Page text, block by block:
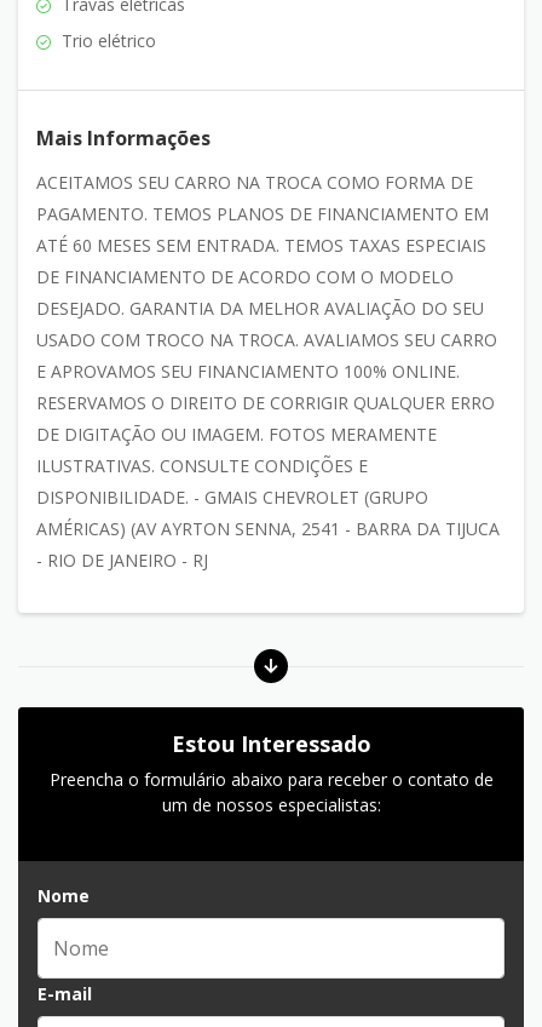
Trio elétrico
Mais Informações
ACEITAMOS SEU CARRO NA TROCA COMO FORMA DE
PAGAMENTO. TEMOS PLANOS DE FINANCIAMENTO EM
ATÉ 60 MESES SEM ENTRADA. TEMOS TAXAS ESPECIAIS
DE FINANCIAMENTO DE ACORDO COM O MODELO
DESEJADO. GARANTIA DA MELHOR AVALIAÇÃO DO SEU
USADO COM TROCO NA TROCA. AVALIAMOS SEU CARRO
E APROVAMOS SEU FINANCIAMENTO 100% ONLINE.
RESERVAMOS O DIREITO DE CORRIGIR QUALQUER ERRO
DE DIGITAÇÃO OU IMAGEM. FOTOS MERAMENTE
ILUSTRATIVAS. CONSULTE CONDIÇÕES E
DISPONIBILIDADE. - GMAIS CHEVROLET (GRUPO
AMÉRICAS) (AV AYRTON SENNA, 2541 - BARRA DA TIJUCA
- RIO DE JANEIRO - RJ
Estou Interessado
Preencha o formulário abaixo para receber o contato de
um de nossos especialistas:
Nome
E-mail